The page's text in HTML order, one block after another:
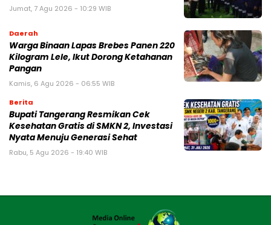
Jumat, 7 Agu 2026 - 10:29 WIB
Daerah
Warga Binaan Lapas Brebes Panen 220
Kilogram Lele, Ikut Dorong Ketahanan
Pangan
Kamis, 6 Agu 2026 - 06:55 WIB
Berita
‎Bupati Tangerang Resmikan Cek
Kesehatan Gratis di SMKN 2, Investasi
Nyata Menuju Generasi Sehat
Rabu, 5 Agu 2026 - 19:40 WIB